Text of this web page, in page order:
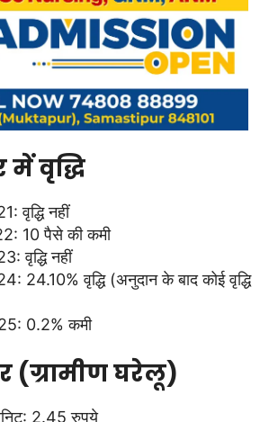
में वृद्धि
वृद्धि नहीं
10 पैसे की कमी
वृद्धि नहीं
24.10% वृद्धि (अनुदान के बाद कोई वृद्धि
0.2% कमी
(ग्रामीण घरेलू)
2.45 रुपये